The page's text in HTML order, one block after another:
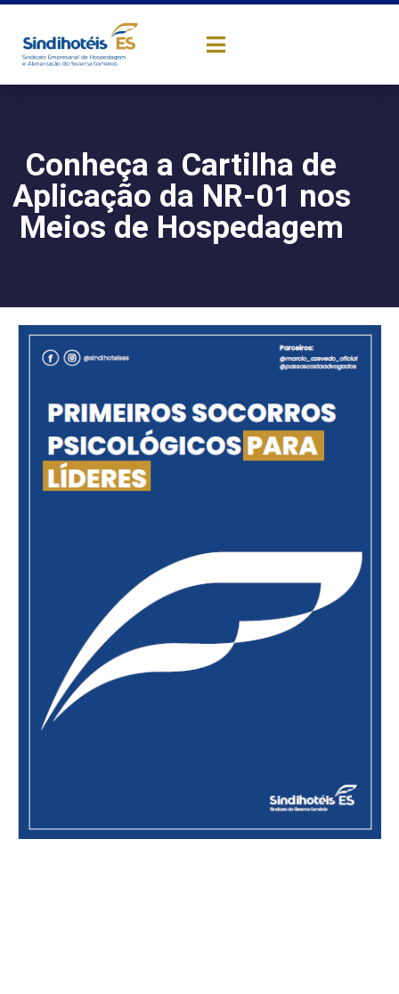
Conheça a Cartilha de
Aplicação da NR-01 nos
Meios de Hospedagem